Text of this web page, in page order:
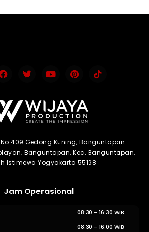
Gedong Kuning, Banguntapan
Banguntapan, Kec. Banguntapan,
Istimewa Yogyakarta 55198
Jam Operasional
08:30 - 16:30 WIB
08:30 - 16:00 WIB